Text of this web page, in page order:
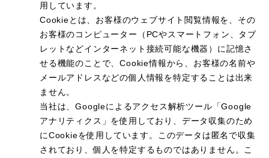
用しています。
Cookieとは、お客様のウェブサイト閲覧情報を、その
お客様のコンピューター（PCやスマートフォン、タブ
レットなどインターネット接続可能な機器）に記憶さ
せる機能のことで、Cookie情報から、お客様の名前や
メールアドレスなどの個人情報を特定することは出来
ません。
当社は、Googleによるアクセス解析ツール「Google
アナリティクス」を使用しており、データ収集のため
にCookieを使用しています。このデータは匿名で収集
されており、個人を特定するものではありません。こ